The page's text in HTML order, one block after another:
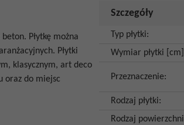
beton. Płytkę można
Płytki
klasycznym, art deco
oraz do miejsc
Szczegóły
Typ płytki:
Wymiar płytki [cm]
Przeznaczenie:
Rodzaj płytki:
Rodzaj powierzchni